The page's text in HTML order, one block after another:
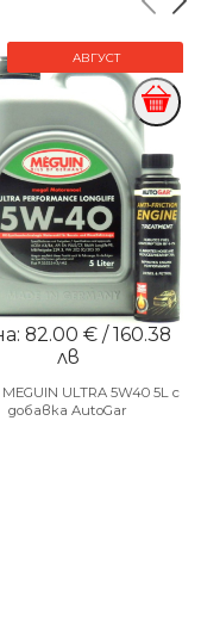
АВГУСТ
82.00 € / 160.38
лв
ULTRA 5W40 5L с
добавка AutoGar